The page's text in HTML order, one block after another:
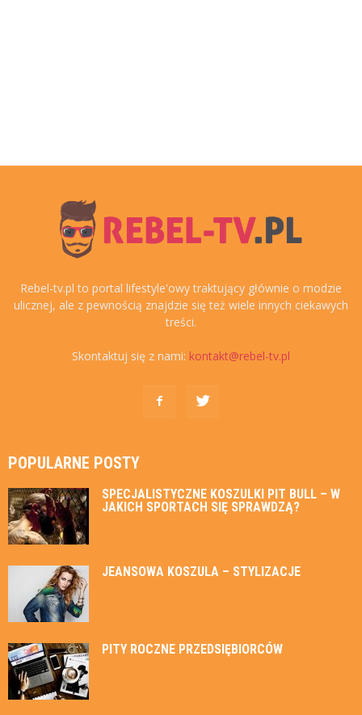
Rebel-tv.pl to portal lifestyle'owy traktujący głównie o modzie
ulicznej, ale z pewnością znajdzie się też wiele innych ciekawych
treści.
Skontaktuj się z nami: kontakt@rebel-tv.pl
POPULARNE POSTY
SPECJALISTYCZNE KOSZULKI PIT BULL – W
JAKICH SPORTACH SIĘ SPRAWDZĄ?
JEANSOWA KOSZULA – STYLIZACJE
PITY ROCZNE PRZEDSIĘBIORCÓW